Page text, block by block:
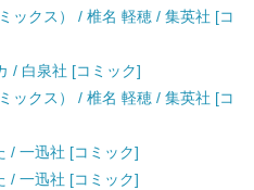
ックス） / 椎名 軽穂 / 集英社 [コ
/ 白泉社 [コミック]
ックス） / 椎名 軽穂 / 集英社 [コ
/ 一迅社 [コミック]
/ 一迅社 [コミック]